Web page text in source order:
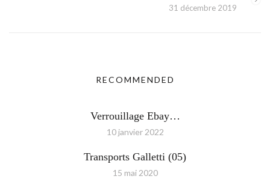
31 décembre 2019
RECOMMENDED
Verrouillage Ebay…
10 janvier 2022
Transports Galletti (05)
15 mai 2020